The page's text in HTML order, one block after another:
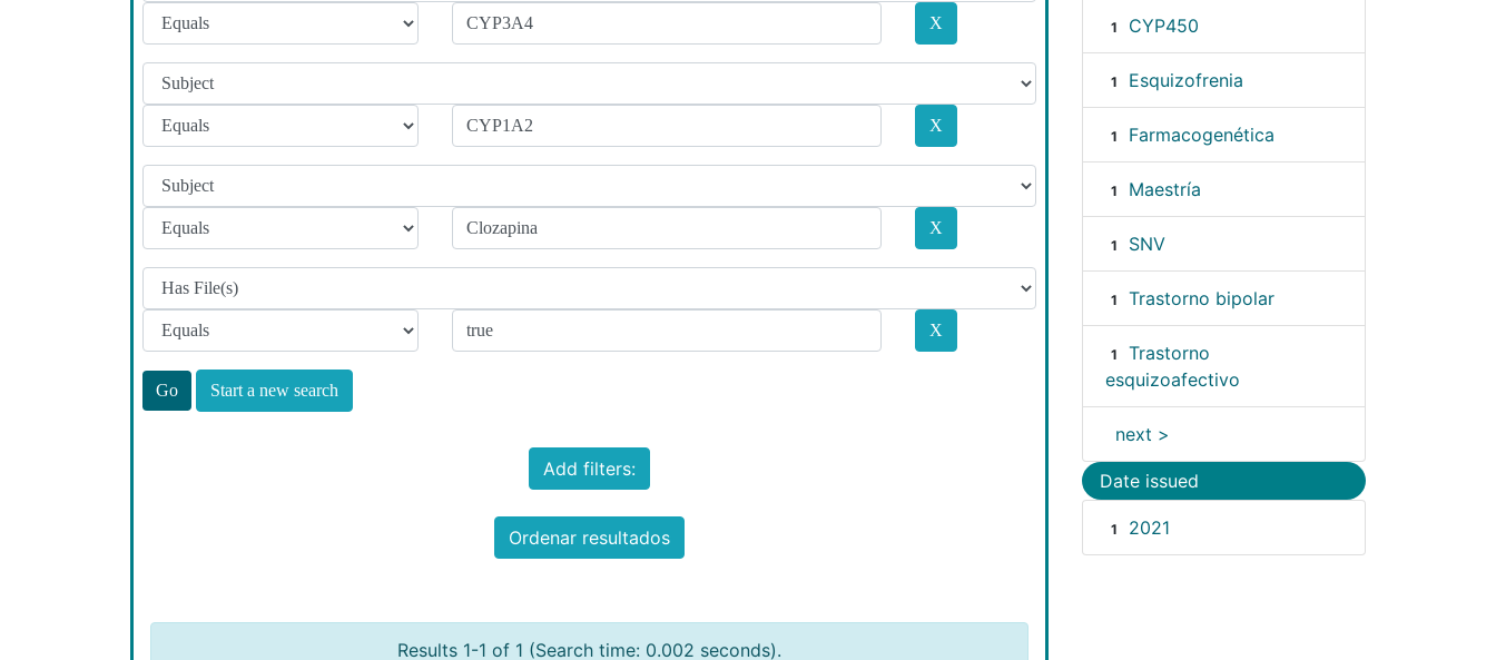
Start a new search
Add filters:
Ordenar resultados
Results 1-1 of 1 (Search time: 0.002 seconds).
1 CYP450
1 Esquizofrenia
1 Farmacogenética
1 Maestría
1 SNV
1 Trastorno bipolar
1
Trastorno
esquizoafectivo
next >
Date issued
1 2021